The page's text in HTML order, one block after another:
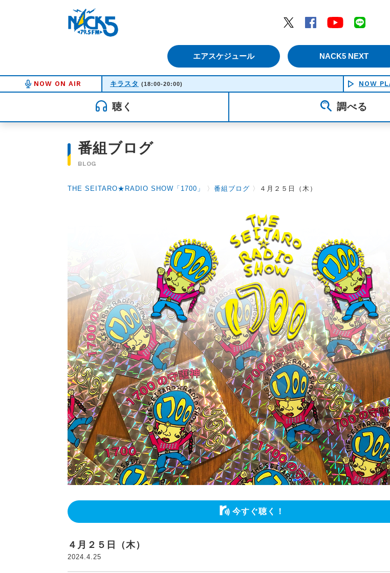
Twitter
Facebook YouTube
エアスケジュール NACK5 NEXT
NOW ON AIR キラスタ (18:00-20:00) NOW
聴く 調べる
番組ブログ
BLOG
THE SEITARO★RADIO SHOW「1700」 〉 番組ブログ 〉 ４月２５日（木）
今すぐ聴く！
４月２５日（木）
2024.4.25